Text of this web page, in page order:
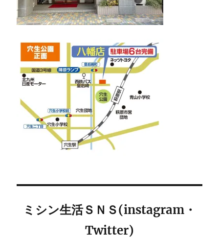
ミシン生活ＳＮＳ(instagram・
Twitter)